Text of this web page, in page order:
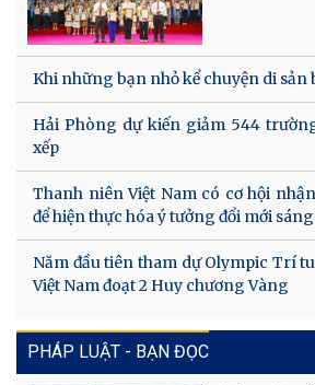
Khi những bạn nhỏ kể chuyện di sản
Hải Phòng dự kiến giảm 544
xếp
Thanh niên Việt Nam có cơ hội
để hiện thực hóa ý tưởng đổi mới
Năm đầu tiên tham dự Olympic Trí
Việt Nam đoạt 2 Huy chương Vàng
PHÁP LUẬT - BẠN ĐỌC